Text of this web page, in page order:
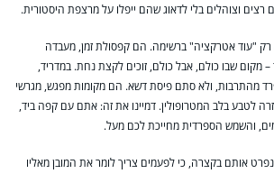
רצים וצוהלים בלי לדאוג שהם ייפלו על מרצפת היסטורית.
"עוד אטרקציה" ברשימה. הם קפסולת זמן, מעבדה
מקום שבו כולם, אבל כולם, זוכים לקצת נחת. במדריד,
מהתרבות, ולא סתם פיסת דשא. הם מקומות מפגש, מגרשי
לטבע בלב המטרופולין. דמיינו את זה: אתם עם קפה ביד,
והשמש הספרדית מחייכת לכם מעל.
נפרט אותם בקצרה, כי לפעמים צריך לומר את המובן מאליו